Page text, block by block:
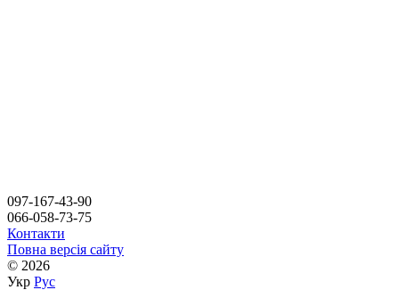
097-167-43-90
066-058-73-75
Контакти
Повна версія сайту
© 2026
Укр Рус